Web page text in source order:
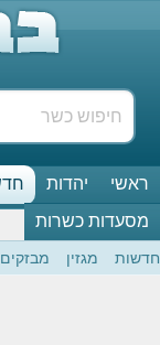
ראשי יהדות
מסעדות כשרות
חדשות מגזין מבזקים